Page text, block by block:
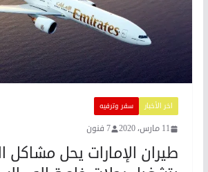
اخر الأخبار سفر وترفيه
11 مارس، 2020 7 فنون
طيران الإمارات يحل مشاكل